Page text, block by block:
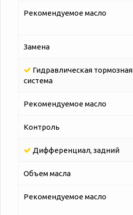
Рекомендуемое масло
Замена
Гидравлическая тормозная
система
Рекомендуемое масло
Контроль
Дифференциал, задний
Объем масла
Рекомендуемое масло